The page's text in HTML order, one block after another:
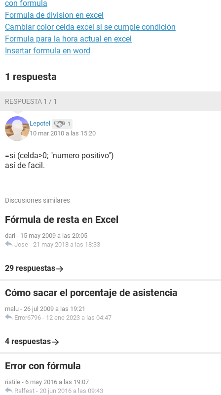
con formula
Formula de division en excel
Cambiar color celda excel si se cumple condición
Formula para la hora actual en excel
Insertar formula en word
1 respuesta
RESPUESTA 1 / 1
Lepotel 1
10 mar 2010 a las 15:20
=si (celda>0; "numero positivo")
así de facil.
Discusiones similares
Fórmula de resta en Excel
dari - 15 may 2009 a las 20:05
Jose - 21 may 2018 a las 18:33
29 respuestas
Cómo sacar el porcentaje de asistencia
malu - 26 jul 2009 a las 19:21
Error6796 - 12 ene 2023 a las 04:47
4 respuestas
Error con fórmula
ristile - 6 may 2016 a las 19:07
Ralfest - 20 jun 2016 a las 09:43